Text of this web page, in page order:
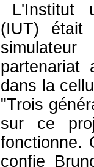
L'Institut
(IUT) était
partenariat
dans la
"Trois
sur ce
fonctionne.
confie